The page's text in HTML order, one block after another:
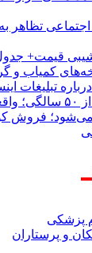
تظاهر
قیمت+
کمیاب و
تبلیغات
پزشکی
و پرستاران